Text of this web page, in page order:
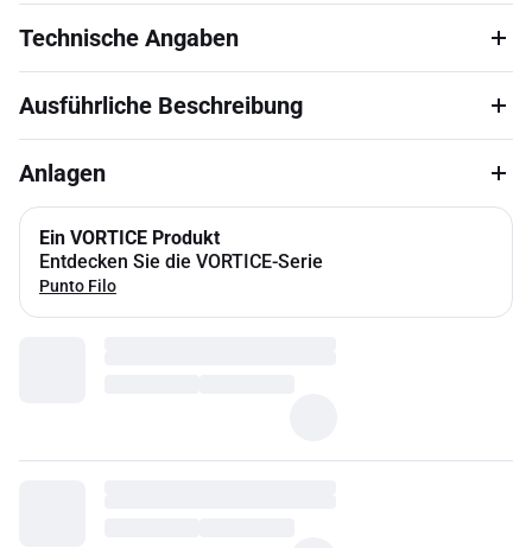
Technische Angaben
Ausführliche Beschreibung
Anlagen
Ein VORTICE Produkt
Entdecken Sie die VORTICE-Serie
Punto Filo